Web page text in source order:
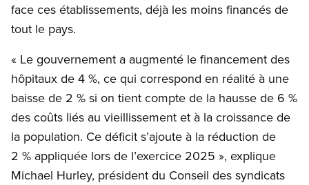
face ces établissements, déjà les moins financés de
tout le pays.
« Le gouvernement a augmenté le financement des
hôpitaux de 4 %, ce qui correspond en réalité à une
baisse de 2 % si on tient compte de la hausse de 6 %
des coûts liés au vieillissement et à la croissance de
la population. Ce déficit s’ajoute à la réduction de
2 % appliquée lors de l’exercice 2025 », explique
Michael Hurley, président du Conseil des syndicats